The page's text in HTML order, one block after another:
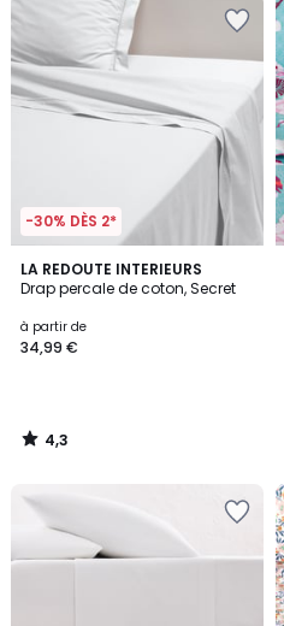
-30% DÈS 2*
LA REDOUTE INTERIEURS
Drap percale de coton, Secret
à partir de
34,99 €
4,3
/ 5
4,3
/